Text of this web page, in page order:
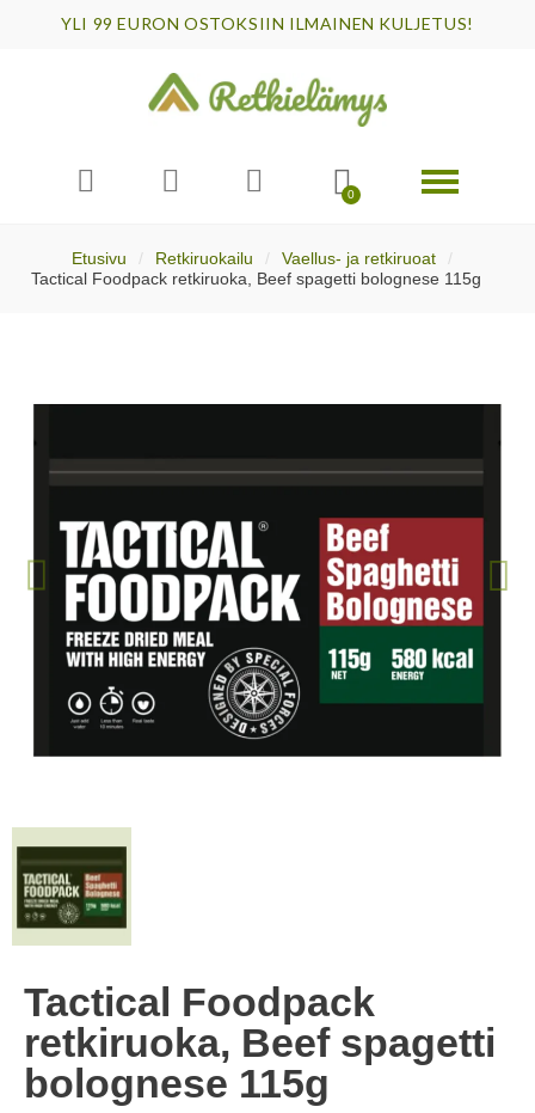
YLI 99 EURON OSTOKSIIN ILMAINEN KULJETUS!
Etusivu Retkiruokailu
Vaellus- ja retkiruoat
Tactical Foodpack retkiruoka, Beef spagetti bolognese 115g
Tactical Foodpack
retkiruoka, Beef spagetti
bolognese 115g